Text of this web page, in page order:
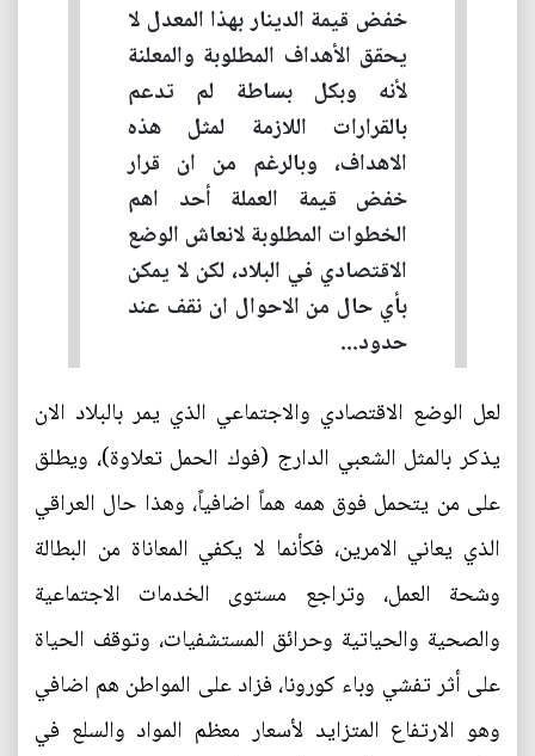
خفض قيمة الدينار بهذا المعدل لا
يحقق الأهداف المطلوبة والمعلنة
لأنه وبكل بساطة لم تدعم
بالقرارات اللازمة لمثل هذه
الاهداف، وبالرغم من ان قرار
خفض قيمة العملة أحد اهم
الخطوات المطلوبة لانعاش الوضع
الاقتصادي في البلاد، لكن لا يمكن
بأي حال من الاحوال ان نقف عند
حدود...
لعل الوضع الاقتصادي والاجتماعي الذي يمر بالبلاد الان
يذكر بالمثل الشعبي الدارج (فوك الحمل تعلاوة)، ويطلق
على من يتحمل فوق همه هماً اضافياً، وهذا حال العراقي
الذي يعاني الامرين، فكأنما لا يكفي المعاناة من البطالة
وشحة العمل، وتراجع مستوى الخدمات الاجتماعية
والصحية والحياتية وحرائق المستشفيات، وتوقف الحياة
على أثر تفشي وباء كورونا، فزاد على المواطن هم اضافي
وهو الارتفاع المتزايد لأسعار معظم المواد والسلع في